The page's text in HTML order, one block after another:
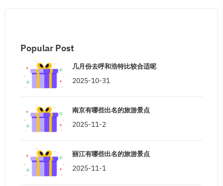
Popular Post
几月份去呼和浩特比较合适呢
2025-10-31
南京有哪些出名的旅游景点
2025-11-2
丽江有哪些出名的旅游景点
2025-11-1